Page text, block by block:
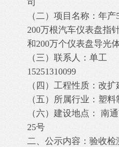
司
（二）项目名称： 年产
200万根汽车仪表盘指针
和200万个仪表盘导光
（三）联系人： 单工
15251310099
（四）工程性质： 改扩
（五）所属行业： 塑料
（六）建设地点：
南
25号
二、公示内容：验收检